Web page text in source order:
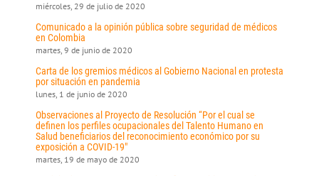
miércoles, 29 de julio de 2020
Comunicado a la opinión pública sobre seguridad de médicos
en Colombia
martes, 9 de junio de 2020
Carta de los gremios médicos al Gobierno Nacional en protesta
por situación en pandemia
lunes, 1 de junio de 2020
Observaciones al Proyecto de Resolución “Por el cual se
definen los perfiles ocupacionales del Talento Humano en
Salud beneficiarios del reconocimiento económico por su
exposición a COVID-19"
martes, 19 de mayo de 2020